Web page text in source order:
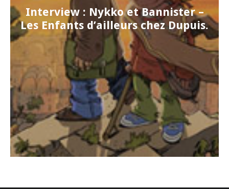
Interview : Nykko et Bannister –
Les Enfants d’ailleurs chez Dupuis.